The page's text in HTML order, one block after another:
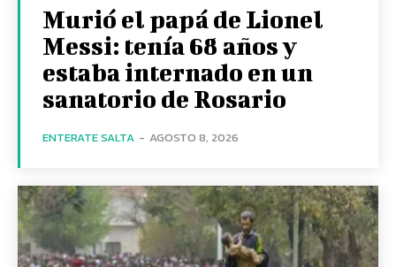
Murió el papá de Lionel
Messi: tenía 68 años y
estaba internado en un
sanatorio de Rosario
ENTERATE SALTA - AGOSTO 8, 2026